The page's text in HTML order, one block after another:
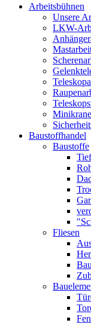
Arbeitsbühnen
Unsere
LKW-
Minikrane
Baustoffhandel
Baustoffe
Fliesen